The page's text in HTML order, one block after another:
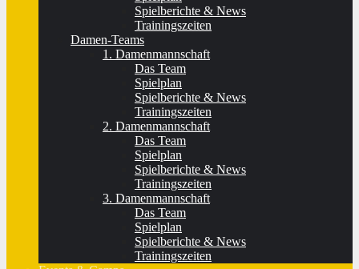
Spielberichte & News
Trainingszeiten
Damen-Teams
1. Damenmannschaft
Das Team
Spielplan
Spielberichte & News
Trainingszeiten
2. Damenmannschaft
Das Team
Spielplan
Spielberichte & News
Trainingszeiten
3. Damenmannschaft
Das Team
Spielplan
Spielberichte & News
Trainingszeiten